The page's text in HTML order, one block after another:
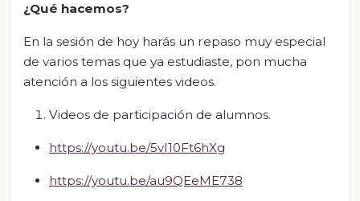
¿Qué hacemos?
En la sesión de hoy harás un repaso muy especial
de varios temas que ya estudiaste, pon mucha
atención a los siguientes videos.
Videos de participación de alumnos.
https://youtu.be/5vI10Ft6hXg
https://youtu.be/au9QEeME738